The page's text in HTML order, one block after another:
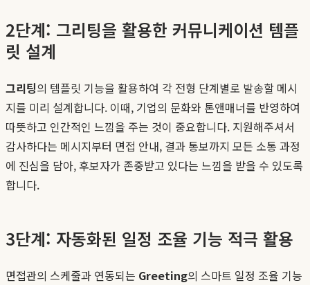
2단계: 그리팅을 활용한 커뮤니케이션 템플
릿 설계
그리팅의 템플릿 기능을 활용하여 각 전형 단계별로 발송할 메시
지를 미리 설계합니다. 이때, 기업의 문화와 톤앤매너를 반영하여
따뜻하고 인간적인 느낌을 주는 것이 중요합니다. 지원해주셔서
감사하다는 메시지부터 면접 안내, 결과 통보까지 모든 소통 과정
에 진심을 담아, 후보자가 존중받고 있다는 느낌을 받을 수 있도록
합니다.
3단계: 자동화된 일정 조율 기능 적극 활용
면접관의 스케줄과 연동되는 Greeting의 스마트 일정 조율 기능